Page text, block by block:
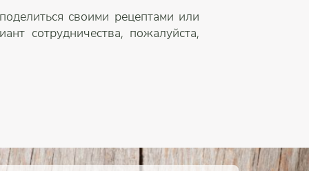
своими рецептами или
сотрудничества, пожалуйста,